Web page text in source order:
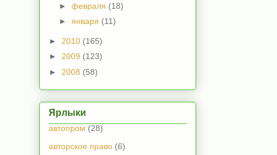
► февраля (18)
► января (11)
► 2010 (165)
► 2009 (123)
► 2008 (58)
Ярлыки
автопром (28)
авторское право (6)